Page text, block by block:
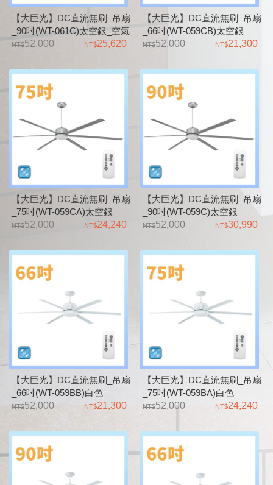
【大巨光】DC直流無刷_吊扇
_90吋(WT-061C)太空銀_空氣
對流天井風扇
52,000 25,620
【大巨光】DC直流無刷_吊扇
_66吋(WT-059CB)太空銀
LED22W_空氣對流天井風扇
52,000 21,300
【大巨光】DC直流無刷_吊扇
_75吋(WT-059CA)太空銀
LED22W_空氣對流天井風扇
52,000 24,240
【大巨光】DC直流無刷_吊扇
_90吋(WT-059C)太空銀
LED22W_空氣對流天井風扇
52,000 30,990
【大巨光】DC直流無刷_吊扇
_66吋(WT-059BB)白色
LED22W_空氣對流天井風扇
52,000 21,300
【大巨光】DC直流無刷_吊扇
_75吋(WT-059BA)白色
LED22W_空氣對流天井風扇
52,000 24,240